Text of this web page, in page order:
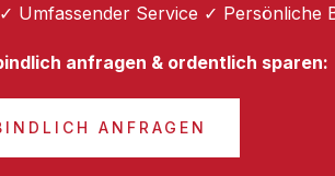
Umfassender Service ✓ Persönliche
anfragen & ordentlich sparen:
ANFRAGEN